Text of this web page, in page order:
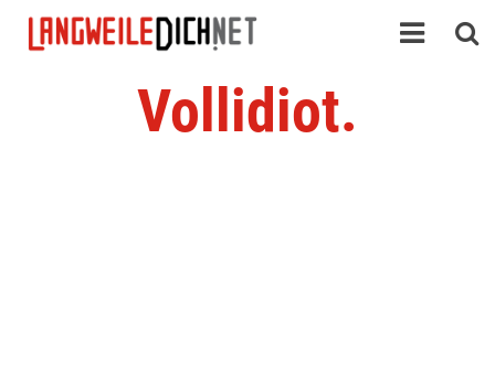
Vollidiot.